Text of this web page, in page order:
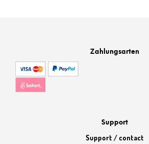
Zahlungsarten
Support
Support / contact